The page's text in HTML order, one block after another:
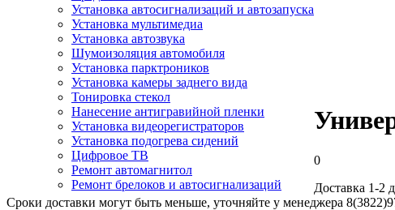
Установка автосигнализаций и автозапуска
Установка мультимедиа
Установка автозвука
Шумоизоляция автомобиля
Установка парктроников
Установка камеры заднего вида
Тонировка стекол
Нанесение антигравийной пленки
Установка видеорегистраторов
Установка подогрева сидений
Цифровое ТВ
Ремонт автомагнитол
Ремонт брелоков и автосигнализаций
0
Доставка 1-2
Сроки доставки могут быть меньше, уточняйте у менеджера